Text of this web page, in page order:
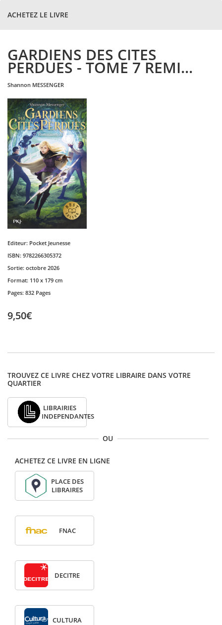
ACHETEZ LE LIVRE
GARDIENS DES CITES
PERDUES - TOME 7 REMI...
shannon MESSENGER
Editeur: Pocket Jeunesse
ISBN: 9782266305372
Sortie: octobre 2026
Format: 110 x 179 cm
Pages: 832 Pages
9,50€
TROUVEZ CE LIVRE CHEZ VOTRE LIBRAIRE DANS VOTRE
QUARTIER
LIBRAIRIES
INDEPENDANTES
OU
ACHETEZ CE LIVRE EN LIGNE
PLACE DES
LIBRAIRES
FNAC
DECITRE
CULTURA